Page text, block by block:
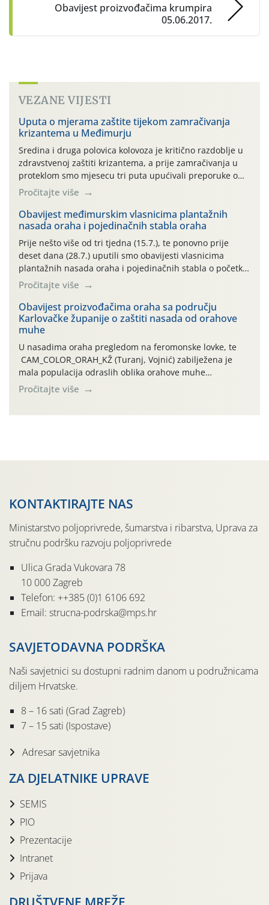
Obavijest proizvođačima krumpira
05.06.2017.
VEZANE VIJESTI
Uputa o mjerama zaštite tijekom zamračivanja
krizantema u Međimurju
Sredina i druga polovica kolovoza je kritično razdoblje u
zdravstvenoj zaštiti krizantema, a prije zamračivanja u
proteklom smo mjesecu tri puta upućivali preporuke o
preventivnim mjerama zaštite krizantema od najčešćih
uzročnika bolesti, štetnika i fito-fagnih grinja (23.7., 14.7.,
06.7.)! Na početku ovog mjeseca je zabilježeno je
povijesno i ekstremno vruće meteorološko razdoblje, uz
najviše temperature […]
Pročitajte više
Obavijest međimurskim vlasnicima plantažnih
nasada oraha i pojedinačnih stabla oraha
Prije nešto više od tri tjedna (15.7.), te ponovno prije
deset dana (28.7.) uputili smo obavijesti vlasnicima
plantažnih nasada oraha i pojedinačnih stabla o početku
leta i ovogodišnjoj potrebi usmjerenog suzbijanja
orahove muhe (Rhagoletis completa)! Već dvanaest dana
traje drugi ovogodišnji “toplinski udar”, koji naročito
izražen zadnja šest dana (31.7.-05.8.), jer najviše
temperature zraka svakodnevno […]
Pročitajte više
Obavijest proizvođačima oraha sa području
Karlovačke županije o zaštiti nasada od orahove
muhe
U nasadima oraha pregledom na feromonske lovke, te
CAM_COLOR_ORAH_KŽ (Turanj, Vojnić) zabilježena je
mala populacija odraslih oblika orahove muhe
(Rhagoletis completa). Niska brojnost može se objasniti
činjenicom da je riječ o mladim nasadima s vrlo malim
Pročitajte više
KONTAKTIRAJTE NAS
Ministarstvo poljoprivrede, šumarstva i ribarstva, Uprava za
stručnu podršku razvoju poljoprivrede
Ulica Grada Vukovara 78
10 000 Zagreb
Telefon: ++385 (0)1 6106 692
Email: strucna-podrska@mps.hr
SAVJETODAVNA PODRŠKA
Naši savjetnici su dostupni radnim danom u podružnicama
diljem Hrvatske.
8 – 16 sati (Grad Zagreb)
7 – 15 sati (Ispostave)
Adresar savjetnika
ZA DJELATNIKE UPRAVE
SEMIS
PIO
Prezentacije
Intranet
Prijava